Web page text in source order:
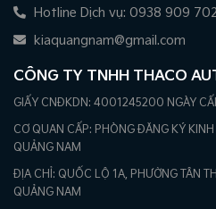
Hotline Dịch vụ: 0938 909
kiaquangnam@gmail.com
CÔNG TY TNHH THACO
GIẤY CNĐKDN: 4001245200 NGÀY
CƠ QUAN CẤP: PHÒNG ĐĂNG KÝ
QUẢNG NAM
ĐỊA CHỈ: QUỐC LỘ 1A, PHƯỜNG TÂN
QUẢNG NAM